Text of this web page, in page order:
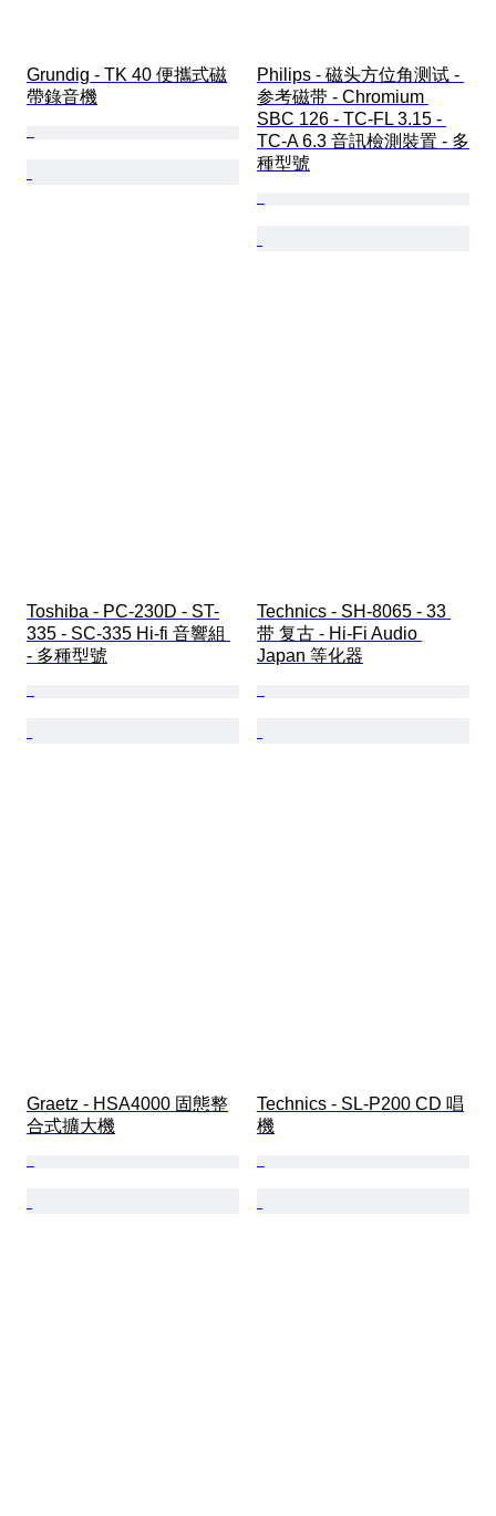
Grundig - TK 40 便攜式磁
帶錄音機
Philips - 磁头方位角测试 -
参考磁带 - Chromium
SBC 126 - TC-FL 3.15 -
TC-A 6.3 音訊檢測裝置 - 多
種型號
Toshiba - PC-230D - ST-
335 - SC-335 Hi-fi 音響組
- 多種型號
Technics - SH-8065 - 33
带 复古 - Hi-Fi Audio
Japan 等化器
Graetz - HSA4000 固態整
合式擴大機
Technics - SL-P200 CD 唱
機